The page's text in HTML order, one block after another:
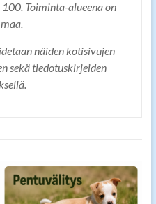
Toiminta-alueena on
näiden kotisivujen
sekä tiedotuskirjeiden